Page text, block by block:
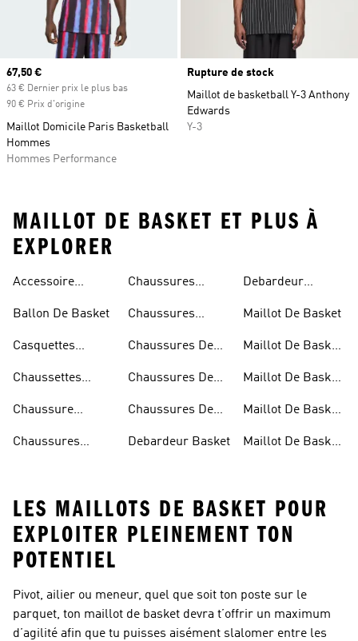
Prix actuel
67,50 €
63 € Dernier prix le plus bas
90 € Prix d'origine
Maillot Domicile Paris Basketball
Hommes
Hommes Performance
Rupture de stock
Maillot de basketball Y-3 Anthony
Edwards
Y-3
MAILLOT DE BASKET ET PLUS À
EXPLORER
Accessoire
Ballon De Basket
Casquettes
Chaussettes
Chaussure
Garcon
Chaussures
Chaussures
Femme
Chaussures
Homme
Chaussures De
Chaussures De
Chaussures De
Debardeur Basket
Debardeur
Maillot De Basket
Maillot De Basket
Maillot De Basket
Maillot De Basket
Maillot De Basket
LES MAILLOTS DE BASKET POUR
EXPLOITER PLEINEMENT TON
POTENTIEL
Pivot, ailier ou meneur, quel que soit ton poste sur le
parquet, ton maillot de basket devra t’offrir un maximum
d’agilité afin que tu puisses aisément slalomer entre les